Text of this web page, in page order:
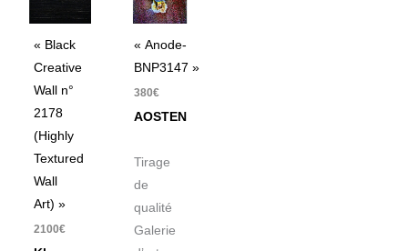
« Black
Creative
Wall n°
2178
(Highly
Textured
Wall
Art) »
2100€
« Anode-
BNP3147 »
380€
AOSTEN
Tirage
de
qualité
Galerie